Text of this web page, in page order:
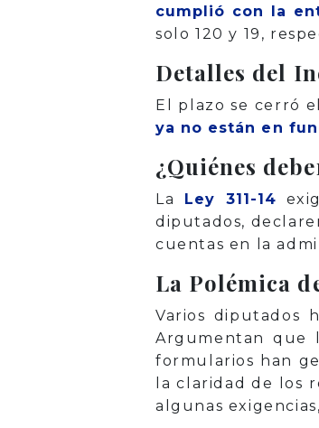
cumplió con la
solo 120 y 19,
Detalles del
El plazo se cerró
ya no están en
¿Quiénes
La Ley 311-14
diputados,
cuentas en la
La Polémica
Varios diputados
Argumentan que
formularios han
la claridad de los
algunas